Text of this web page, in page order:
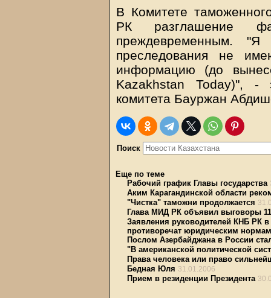
В Комитете
РК разглашение
преждевременным. "Я
преследования не
информацию (до
Kazakhstan Today)", -
комитета Бауржан
Поиск
Еще по теме
Рабочий график Главы государства
Аким Карагандинской области
"Чистка" таможни продолжается
Глава МИД РК объявил выговоры
Заявления руководителей КНБ РК
противоречат юридическим нормам
Послом Азербайджана в России
"В американской политической
Права человека или право
Бедная Юля 31.01.2006
Прием в резиденции Президента